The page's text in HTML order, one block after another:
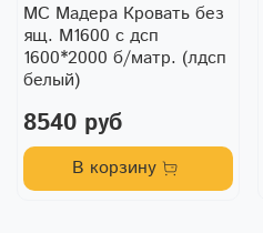
МС Мадера Кровать без
ящ. М1600 с дсп
1600*2000 б/матр. (лдсп
белый)
8540 руб
В корзину